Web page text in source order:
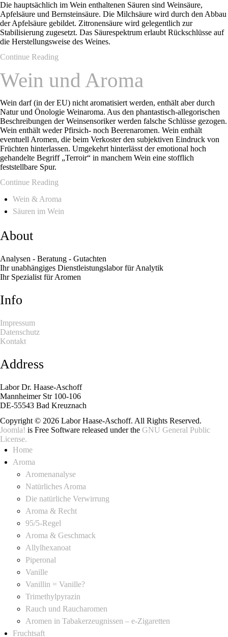
Die hauptsächlich im Wein enthaltenen Säuren sind Weinsäure,
Apfelsäure und Bernsteinsäure. Die Milchsäure wird durch den Abbau
der Apfelsäure gebildet. Zitronensäure wird gelegentlich zur
Stabilisierung zugesetzt. Das Säurespektrum erlaubt Rückschlüsse auf
die Herstellungsweise des Weines.
Continue Reading
Wein und Aroma
Wein darf (in der EU) nicht aromatisiert werden, enthält aber durch
Natur und Önologie Weinaroma. Aus den phantastisch-allegorischen
Beschreibungen der Weinsensoriker werden falsche Schlüsse gezogen.
Wein enthält weder Pfirsich- noch Beerenaromen. Wein enthält
eventuell Aromen, die beim Verkoster den subjektiven Eindruck von
Früchten hinterlassen. Umgekehrt hinterlässt der emotional hoch
gehandelte Begriff „Terroir“ in manchem Wein eine stofflich
feststellbare Spur.
Continue Reading
Wein & Aroma
Säuren im Wein
About
Analysen - Beratung - Gutachten
Ihr unabhängiges Dienstleistungslabor für Analytik
Ihr Spezialist für Aromen
Info
Impressum
Datenschutz
Kontakt
Address
Labor Dr. Haase-Aschoff
Mannheimer Str 100-106
DE-55543 Bad Kreuznach
Copyright © 2026 Labor Haase-Aschoff. All Rights Reserved.
Joomla! is Free Software released under the GNU General Public
License.
Home
Aroma
Aromenanalyse
Natürliches Aroma
Die natürliche Verwirrung
Aroma & Recht
95/5-Regel
Aroma & Geschmack
Allylhexanoat
Piperonal
Vanille
Vanillin = Vanille?
Trimethylpyrazin
Rauch und Raucharomen
Aromen in Tabakerzeugnissen – e-Zigaretten
Fruchtsaft